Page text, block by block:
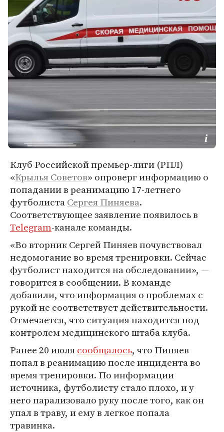
Клуб Российской премьер-лиги (РПЛ)
«Крылья Советов» опроверг информацию о
попадании в реанимацию 17-летнего
футболистаСергея Пиняева.
Соответствующее заявление появилось в
Telegram-канале команды.
«Во вторник Сергей Пиняев почувствовал
недомогание во время тренировки. Сейчас
футболист находится на обследовании», —
говорится в сообщении. В команде
добавили, что информация о проблемах с
рукой не соответствует действительности.
Отмечается, что ситуация находится под
контролем медицинского штаба клуба.
Ранее 20 июлясообщалось, что Пиняев
попал в реанимацию после инцидента во
время тренировки. По информации
источника, футболисту стало плохо, и у
него парализовало руку после того, как он
упал в траву, и ему в легкое попала
травинка.